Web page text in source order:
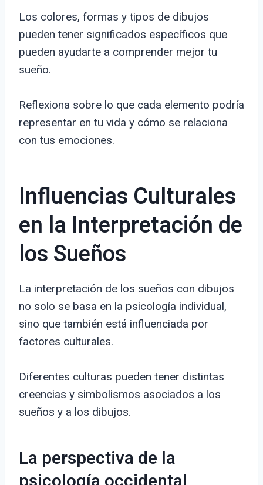
Los colores, formas y tipos de dibujos
pueden tener significados específicos que
pueden ayudarte a comprender mejor tu
sueño.
Reflexiona sobre lo que cada elemento podría
representar en tu vida y cómo se relaciona
con tus emociones.
Influencias Culturales
en la Interpretación de
los Sueños
La interpretación de los sueños con dibujos
no solo se basa en la psicología individual,
sino que también está influenciada por
factores culturales.
Diferentes culturas pueden tener distintas
creencias y simbolismos asociados a los
sueños y a los dibujos.
La perspectiva de la